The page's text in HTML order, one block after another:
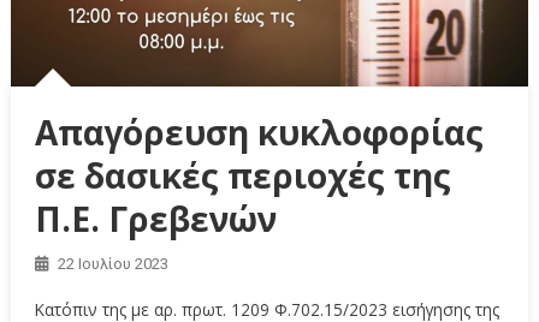
Απαγόρευση κυκλοφορίας
σε δασικές περιοχές της
Π.Ε. Γρεβενών
22 Ιουλίου 2023
Κατόπιν της με αρ. πρωτ. 1209 Φ.702.15/2023 εισήγησης της